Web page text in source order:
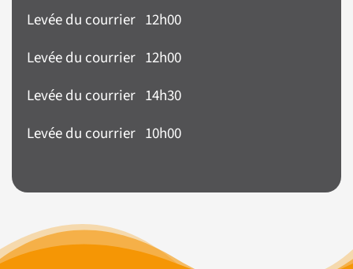
Levée du courrier 12h00
Levée du courrier 12h00
Levée du courrier 14h30
Levée du courrier 10h00